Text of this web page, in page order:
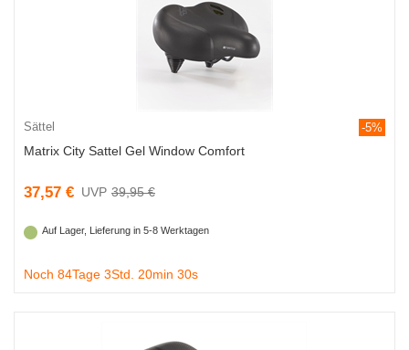
Sättel -5%
Matrix City Sattel Gel Window Comfort
37,57 € 39,95 €
Auf Lager, Lieferung in 5-8 Werktagen
Noch 84Tage 3Std. 20min 29s